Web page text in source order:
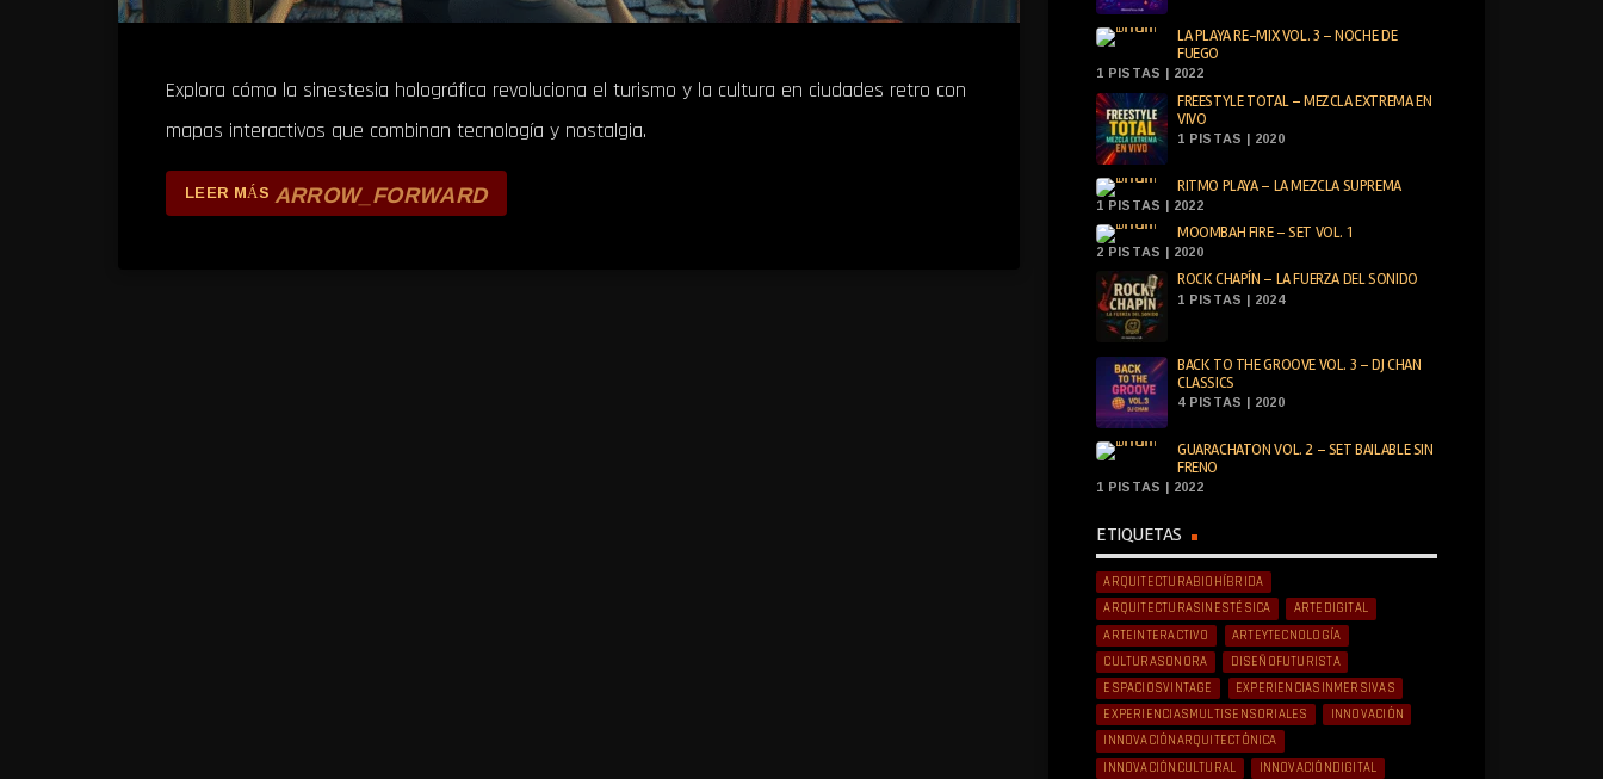
Explora cómo la sinestesia holográfica revoluciona el turismo y la cultura en ciudades retro con
mapas interactivos que combinan tecnología y nostalgia.
LEER MÁS ARROW_FORWARD
LA PLAYA RE-MIX VOL. 3 – NOCHE DE
FUEGO
1 PISTAS | 2022
FREESTYLE TOTAL – MEZCLA EXTREMA EN
VIVO
1 PISTAS | 2020
RITMO PLAYA – LA MEZCLA SUPREMA
1 PISTAS | 2022
MOOMBAH FIRE – SET VOL. 1
2 PISTAS | 2020
ROCK CHAPÍN – LA FUERZA DEL SONIDO
1 PISTAS | 2024
BACK TO THE GROOVE VOL. 3 – DJ CHAN
CLASSICS
4 PISTAS | 2020
GUARACHATON VOL. 2 – SET BAILABLE SIN
FRENO
1 PISTAS | 2022
ETIQUETAS
ARQUITECTURABIOHÍBRIDA
ARQUITECTURASINESTÉSICA
ARTEDIGITAL
ARTEINTERACTIVO
ARTEYTECNOLOGÍA
CULTURASONORA
DISEÑOFUTURISTA
ESPACIOSVINTAGE
EXPERIENCIASINMERSIVAS
EXPERIENCIASMULTISENSORIALES
INNOVACIÓN
INNOVACIÓNARQUITECTÓNICA
INNOVACIÓNCULTURAL
INNOVACIÓNDIGITAL